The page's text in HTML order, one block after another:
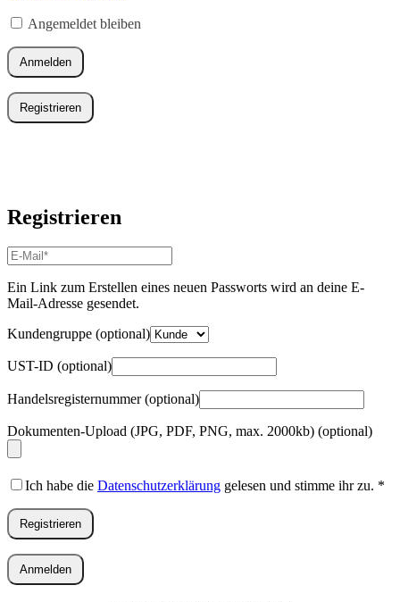
Angemeldet bleiben
Anmelden
Registrieren
Registrieren
E-
Mail-
Adresse*
Erforderlich
Ein Link zum Erstellen eines neuen Passworts wird an deine E-
Mail-Adresse gesendet.
Kundengruppe (optional)
UST-ID (optional)
Handelsregisternummer(optional)
Dokumenten-Upload (JPG, PDF, PNG, max. 2000kb) (optional)
Ich habe die Datenschutzerklärung gelesen und stimme ihr zu. *
Registrieren
Anmelden